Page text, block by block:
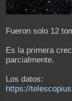
Fueron solo 12
Es la primera
parcialmente.
Los datos:
https://